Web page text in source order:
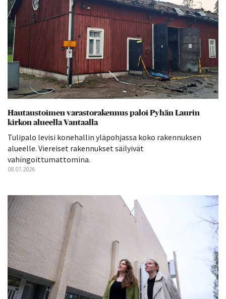
Hautaustoimen varastorakennus paloi Pyhän Laurin
kirkon alueella Vantaalla
Tulipalo levisi konehallin yläpohjassa koko rakennuksen
alueelle. Viereiset rakennukset säilyivät
vahingoittumattomina.
08.07.2026